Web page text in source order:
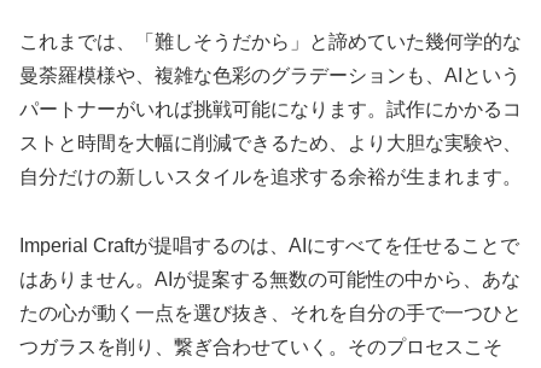
これまでは、「難しそうだから」と諦めていた幾何学的な
曼荼羅模様や、複雑な色彩のグラデーションも、AIという
パートナーがいれば挑戦可能になります。試作にかかるコ
ストと時間を大幅に削減できるため、より大胆な実験や、
自分だけの新しいスタイルを追求する余裕が生まれます。
Imperial Craftが提唱するのは、AIにすべてを任せることで
はありません。AIが提案する無数の可能性の中から、あな
たの心が動く一点を選び抜き、それを自分の手で一つひと
つガラスを削り、繋ぎ合わせていく。そのプロセスこそ